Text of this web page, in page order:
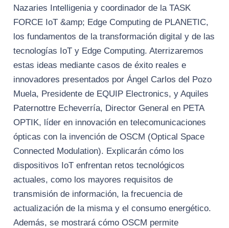
Nazaries Intelligenia y coordinador de la TASK
FORCE IoT &amp; Edge Computing de PLANETIC,
los fundamentos de la transformación digital y de las
tecnologías IoT y Edge Computing. Aterrizaremos
estas ideas mediante casos de éxito reales e
innovadores presentados por Ángel Carlos del Pozo
Muela, Presidente de EQUIP Electronics, y Aquiles
Paternottre Echeverría, Director General en PETA
OPTIK, líder en innovación en telecomunicaciones
ópticas con la invención de OSCM (Optical Space
Connected Modulation). Explicarán cómo los
dispositivos IoT enfrentan retos tecnológicos
actuales, como los mayores requisitos de
transmisión de información, la frecuencia de
actualización de la misma y el consumo energético.
Además, se mostrará cómo OSCM permite